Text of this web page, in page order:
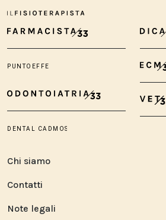
Chi siamo
Contatti
Note legali